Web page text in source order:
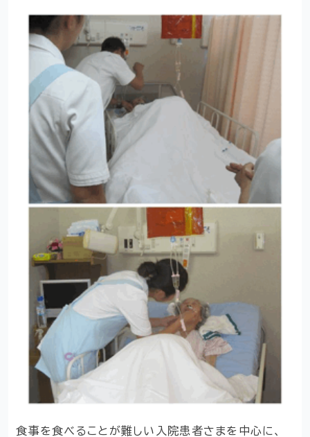
食事を食べることが難しい入院患者さまを中心に、